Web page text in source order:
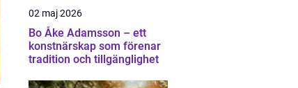
02 maj 2026
Bo Åke Adamsson – ett
konstnärskap som förenar
tradition och tillgänglighet